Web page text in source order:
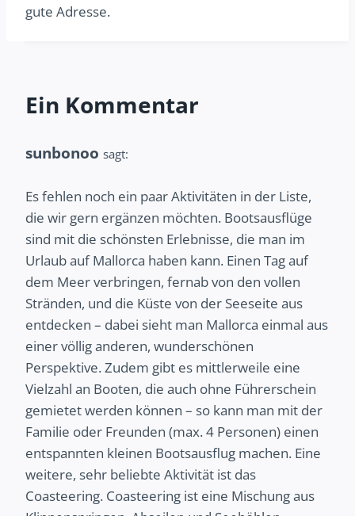
gute Adresse.
Ein Kommentar
sunbonoo sagt:
Es fehlen noch ein paar Aktivitäten in der Liste,
die wir gern ergänzen möchten. Bootsausflüge
sind mit die schönsten Erlebnisse, die man im
Urlaub auf Mallorca haben kann. Einen Tag auf
dem Meer verbringen, fernab von den vollen
Stränden, und die Küste von der Seeseite aus
entdecken – dabei sieht man Mallorca einmal aus
einer völlig anderen, wunderschönen
Perspektive. Zudem gibt es mittlerweile eine
Vielzahl an Booten, die auch ohne Führerschein
gemietet werden können – so kann man mit der
Familie oder Freunden (max. 4 Personen) einen
entspannten kleinen Bootsausflug machen. Eine
weitere, sehr beliebte Aktivität ist das
Coasteering. Coasteering ist eine Mischung aus